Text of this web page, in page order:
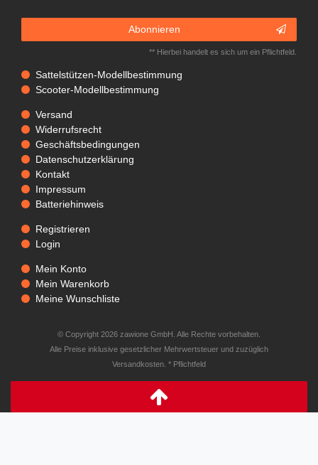
Abonnieren
** Hierbei handelt es sich um ein Pflichtfeld.
Sattelstützen-Modellbestimmung
Scooter-Modellbestimmung
Versand
Widerrufsrecht
Geschäftsbedingungen
Datenschutzerklärung
Kontakt
Impressum
Batteriehinweis
Registrieren
Login
Mein Konto
Mein Warenkorb
Meine Wunschliste
© Copyright 2026 zawione GmbH. Alle Rechte vorbehalten.
Alle Preise inklusive gesetzlicher Mehrwertsteuer und zuzüglich
Versandkosten. * Pflichtfeld